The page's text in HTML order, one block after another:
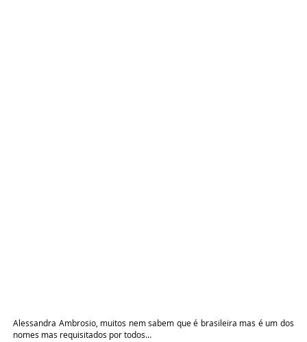
Alessandra Ambrosio, muitos nem sabem que é brasileira mas é um dos
nomes mas requisitados por todos…